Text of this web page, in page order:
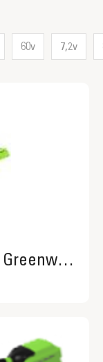
60v 7,2v
Гайковерт-трещотка акк. Greenworks GD24RWX удлиненная, 24V,б/щет,0-250об/мин, 1/2", 80Нм, 170 мм, без АКБ и ЗУ, сумка